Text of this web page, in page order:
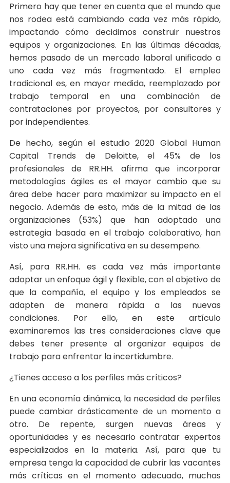
Primero hay que tener en cuenta que el mundo que
nos rodea está cambiando cada vez más rápido,
impactando cómo decidimos construir nuestros
equipos y organizaciones. En las últimas décadas,
hemos pasado de un mercado laboral unificado a
uno cada vez más fragmentado. El empleo
tradicional es, en mayor medida, reemplazado por
trabajo temporal en una combinación de
contrataciones por proyectos, por consultores y
por independientes.
De hecho, según el estudio 2020 Global Human
Capital Trends de Deloitte, el 45% de los
profesionales de RR.HH. afirma que incorporar
metodologías ágiles es el mayor cambio que su
área debe hacer para maximizar su impacto en el
negocio. Además de esto, más de la mitad de las
organizaciones (53%) que han adoptado una
estrategia basada en el trabajo colaborativo, han
visto una mejora significativa en su desempeño.
Así, para RR.HH. es cada vez más importante
adoptar un enfoque ágil y flexible, con el objetivo de
que la compañía, el equipo y los empleados se
adapten de manera rápida a las nuevas
condiciones. Por ello, en este artículo
examinaremos las tres consideraciones clave que
debes tener presente al organizar equipos de
trabajo para enfrentar la incertidumbre.
¿Tienes acceso a los perfiles más críticos?
En una economía dinámica, la necesidad de perfiles
puede cambiar drásticamente de un momento a
otro. De repente, surgen nuevas áreas y
oportunidades y es necesario contratar expertos
especializados en la materia. Así, para que tu
empresa tenga la capacidad de cubrir las vacantes
más críticas en el momento adecuado, muchas